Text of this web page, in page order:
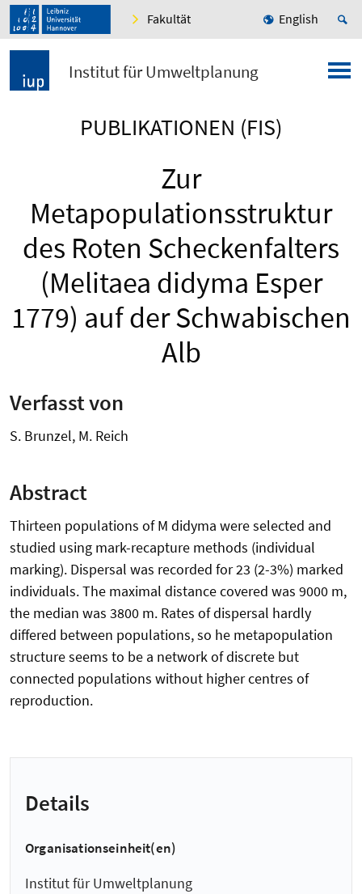
Fakultät English
Institut für Umweltplanung
PUBLIKATIONEN (FIS)
Zur
Metapopulationsstruktur
des Roten Scheckenfalters
(Melitaea didyma Esper
1779) auf der Schwabischen
Alb
Verfasst von
S. Brunzel, M. Reich
Abstract
Thirteen populations of M didyma were selected and
studied using mark-recapture methods (individual
marking). Dispersal was recorded for 23 (2-3%) marked
individuals. The maximal distance covered was 9000 m,
the median was 3800 m. Rates of dispersal hardly
differed between populations, so he metapopulation
structure seems to be a network of discrete but
connected populations without higher centres of
reproduction.
Details
Organisationseinheit(en)
Institut für Umweltplanung